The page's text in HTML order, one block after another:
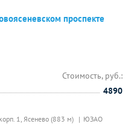
проспекте
1, Ясенево (883 м) ЮЗАО
Стоимость, руб.:
4890